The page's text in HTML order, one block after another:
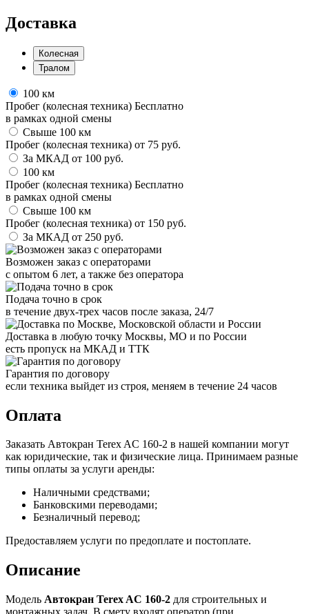
Доставка
Колесная
Тралом
100 км
Пробег (колесная техника) Бесплатно
в рамках одной смены
Свыше 100 км
Пробег (колесная техника) от 75 руб.
За МКАД от 100 руб.
100 км
Пробег (колесная техника) Бесплатно
в рамках одной смены
Свыше 100 км
Пробег (колесная техника) от 150 руб.
За МКАД от 250 руб.
Возможен заказ с операторами
с опытом 6 лет, а также без оператора
Подача точно в срок
в течение двух-трех часов после заказа, 24/7
Доставка в любую точку Москвы, МО и по России
есть пропуск на МКАД и ТТК
Гарантия по договору
если техника выйдет из строя, меняем в течение 24 часов
Оплата
Заказать Автокран Terex AC 160-2 в нашей компании могут
как юридические, так и физические лица. Принимаем разные
типы оплаты за услуги аренды:
Наличными средствами;
Банковскими переводами;
Безналичный перевод;
Предоставляем услуги по предоплате и постоплате.
Описание
Модель Автокран Terex AC 160-2 для строительных и